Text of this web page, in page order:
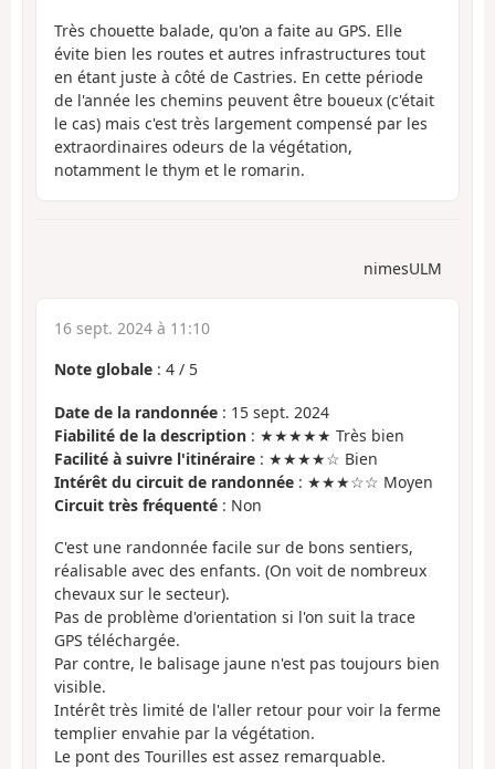
Très chouette balade, qu'on a faite au GPS. Elle
évite bien les routes et autres infrastructures tout
en étant juste à côté de Castries. En cette période
de l'année les chemins peuvent être boueux (c'était
le cas) mais c'est très largement compensé par les
extraordinaires odeurs de la végétation,
notamment le thym et le romarin.
nimesULM
16 sept. 2024 à 11:10
Note globale : 4 / 5
Date de la randonnée : 15 sept. 2024
Fiabilité de la description : ★★★★★ Très bien
Facilité à suivre l'itinéraire : ★★★★☆ Bien
Intérêt du circuit de randonnée : ★★★☆☆ Moyen
Circuit très fréquenté : Non
C'est une randonnée facile sur de bons sentiers,
réalisable avec des enfants. (On voit de nombreux
chevaux sur le secteur).
Pas de problème d'orientation si l'on suit la trace
GPS téléchargée.
Par contre, le balisage jaune n'est pas toujours bien
visible.
Intérêt très limité de l'aller retour pour voir la ferme
templier envahie par la végétation.
Le pont des Tourilles est assez remarquable.